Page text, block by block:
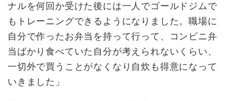
ナルを何回か受けた後には一人でゴールドジムで
もトレーニングできるようになりました。職場に
自分で作ったお弁当を持って行って、コンビニ弁
当ばかり食べていた自分が考えられないくらい、
一切外で買うことがなくなり自炊も得意になって
いきました」